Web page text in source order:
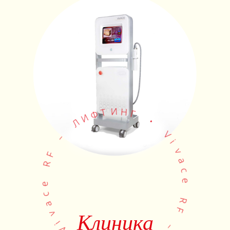
a
c
e
R
–
Л
ФТИН Г •
V
v
a
c
e
R
–
Л
Клиника